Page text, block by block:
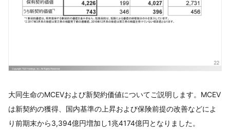
大同生命のMCEVおよび新契約価値についてご説明します。MCEV
は新契約の獲得、国内基準の上昇および保険前提の改善などによ
り前期末から3,394億円増加し1兆4174億円となりました。